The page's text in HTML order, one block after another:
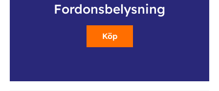
Fordonsbelysning
Köp